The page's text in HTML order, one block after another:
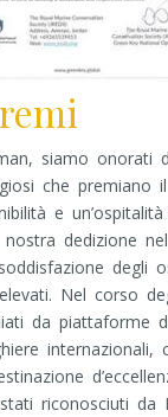
siamo onorati
che premiano
e
dedizione
degli
Nel corso
da piattaforme
internazionali,
riconosciuti da